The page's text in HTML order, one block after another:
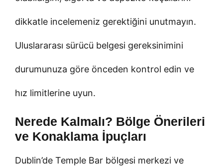
dikkatle incelemeniz gerektiğini unutmayın.
Uluslararası sürücü belgesi gereksinimini
durumunuza göre önceden kontrol edin ve
hız limitlerine uyun.
Nerede Kalmalı? Bölge Önerileri
ve Konaklama İpuçları
Dublin’de Temple Bar bölgesi merkezi ve